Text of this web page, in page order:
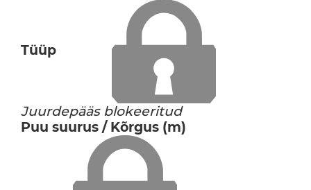
Tüüp
Juurdepääs blokeeritud
Puu suurus / Kõrgus (m)